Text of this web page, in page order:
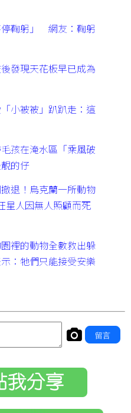
停鞠躬」 網友：鞠躬
發現天花板早已成為
小被被」趴趴走：這
孩在淹水區「乘風破
的仔
退！烏克蘭一所動物
星人因無人照顧而死
裡的動物全數救出躲
：牠們只能接受安樂